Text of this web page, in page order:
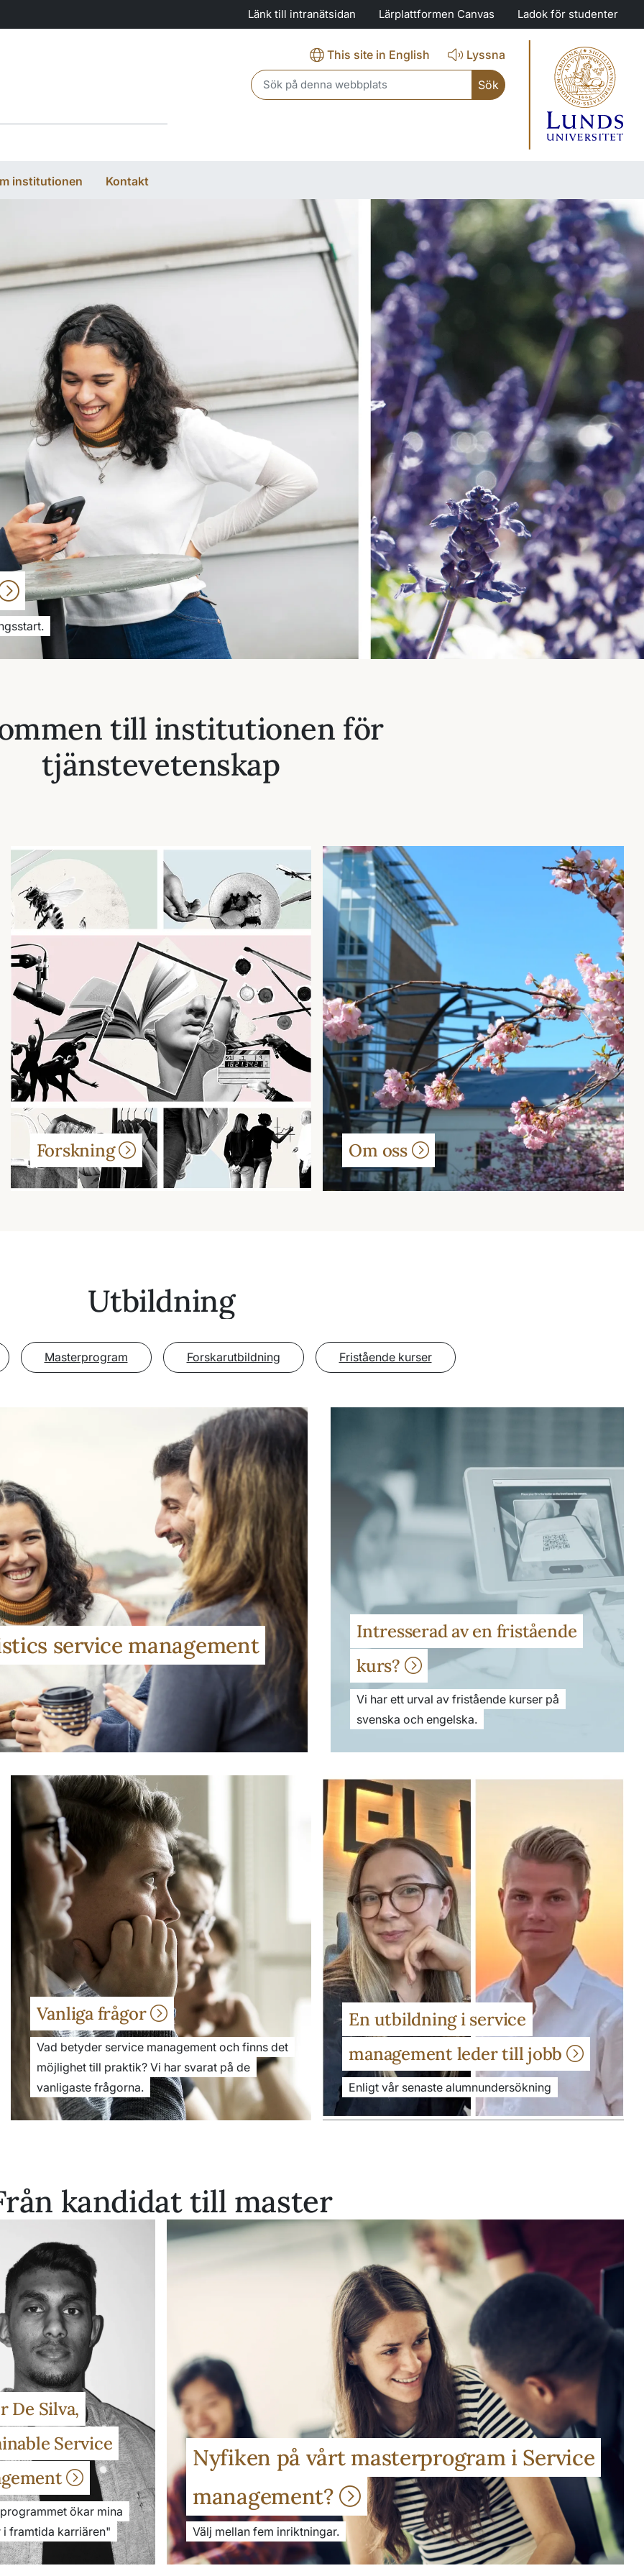
Länk till intranätsidan Lärplattformen Canvas Ladok för studenter
This site in English
Lyssna
Header search
institutionen Kontakt
till institutionen för
tjänstevetenskap
Forskning Om oss
Utbildning
Masterprogram Forskarutbildning Fristående kurser
service management
Intresserad av en fristående
kurs?
Vi har ett urval av fristående kurser på
svenska och engelska.
Vanliga frågor
Vad betyder service management och finns det
möjlighet till praktik? Vi har svarat på de
vanligaste frågorna.
En utbildning i service
management leder till jobb
Enligt vår senaste alumnundersökning
kandidat till master
De Silva,
Service
ökar mina
i framtida karriären"
Nyfiken på vårt masterprogram i Service
management?
Välj mellan fem inriktningar.